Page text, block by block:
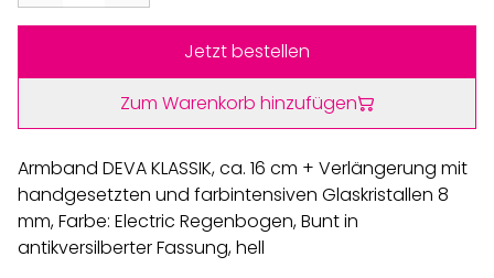
Jetzt bestellen
Zum Warenkorb hinzufügen
Armband DEVA KLASSIK, ca. 16 cm + Verlängerung mit
handgesetzten und farbintensiven Glaskristallen 8
mm, Farbe: Electric Regenbogen, Bunt in
antikversilberter Fassung, hell